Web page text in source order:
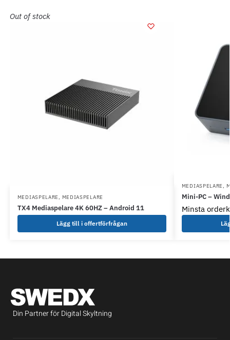
Out of stock
MEDIASPELARE, MEDIASPELARE
TX4 Mediaspelare 4K 60HZ – Android 11
Lägg till i offertförfrågan
MEDIASPELARE,
Mini-PC –
Minsta
Din Partner för Digital Skyltning